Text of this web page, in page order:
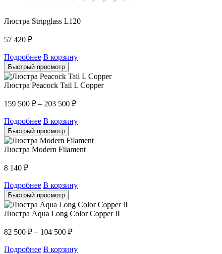
Люстра Stripglass L120
57 420 ₽
Подробнее В корзину
Быстрый просмотр
Люстра Peacock Tail L Copper
159 500 ₽ – 203 500 ₽
Подробнее В корзину
Быстрый просмотр
Люстра Modern Filament
8 140 ₽
Подробнее В корзину
Быстрый просмотр
Люстра Aqua Long Color Copper II
82 500 ₽ – 104 500 ₽
Подробнее В корзину